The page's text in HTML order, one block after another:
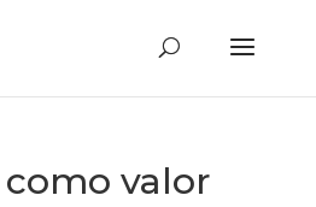
valor